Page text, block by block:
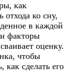
как
отхода ко сну,
в каждой
факторы
оценку.
чтобы
как сделать его